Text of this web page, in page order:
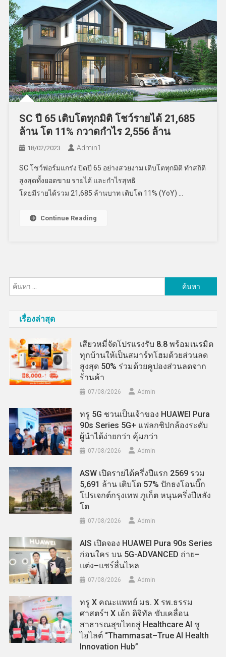
SC ปี 65 เติบโตทุกมิติ โชว์รายได้ 21,685
ล้าน โต 11% กวาดกำไร 2,556 ล้าน
18/02/2023 Admin​1
SC โชว์ฟอร์มแกร่ง ปิดปี 65 อย่างสวยงาม เติบโตทุกมิติ ทำสถิติ
สูงสุดทั้งยอดขาย รายได้ และกำไรสุทธิ
โดยมีรายได้รวม 21,685 ล้านบาท เติบโต 11% (YoY) …
Continue Reading
สำหรับ:
เรื่องล่าสุด
เสียวหมี่จัดโปรแรงรับ 8.8 พร้อมเนรมิต
ทุกบ้านให้เป็นสมาร์ทโฮมด้วยส่วนลด
สูงสุด 50% ร่วมด้วยคูปองส่วนลดจาก
ร้านค้า
07/08/2026 Admin
ทรู 5G ชวนเป็นเจ้าของ HUAWEI Pura
90s Series 5G+ แฟลกชิปกล้องระดับ
ผู้นำได้ง่ายกว่า คุ้มกว่า
07/08/2026 Admin
ASW เปิดรายได้ครึ่งปีแรก 2569 รวม
5,691 ล้าน เติบโต 57% ปักธงโอนบิ๊ก
โปรเจกต์กรุงเทพ ภูเก็ต หนุนครึ่งปีหลัง
โต
07/08/2026 Admin
AIS เปิดจอง HUAWEI Pura 90s Series
ก่อนใคร บน 5G-ADVANCED ถ่าย–
แต่ง–แชร์ลื่นไหล
07/08/2026 Admin
ทรู X คณะแพทย์ มธ. X รพ.ธรรม
ศาสตร์ฯ X เอ้ก ดิจิทัล ขับเคลื่อน
สาธารณสุขไทยสู่ Healthcare AI ชู
ไฮไลต์ “Thammasat–True AI Health
Innovation Hub”